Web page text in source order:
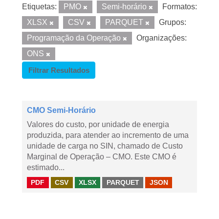
Etiquetas: PMO Semi-horário
Formatos:
XLSX
CSV PARQUET
Grupos:
Programação da Operação
Organizações:
ONS
Filtrar Resultados
CMO Semi-Horário
Valores do custo, por unidade de energia
produzida, para atender ao incremento de uma
unidade de carga no SIN, chamado de Custo
Marginal de Operação – CMO. Este CMO é
estimado...
PDF CSV XLSX PARQUET JSON